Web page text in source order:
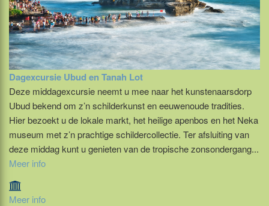
Dagexcursie Ubud en Tanah Lot
Deze middagexcursie neemt u mee naar het kunstenaarsdorp
Ubud bekend om z’n schilderkunst en eeuwenoude tradities.
Hier bezoekt u de lokale markt, het heilige apenbos en het Neka
museum met z’n prachtige schildercollectie. Ter afsluiting van
deze middag kunt u genieten van de tropische zonsondergang...
Meer info
Meer info